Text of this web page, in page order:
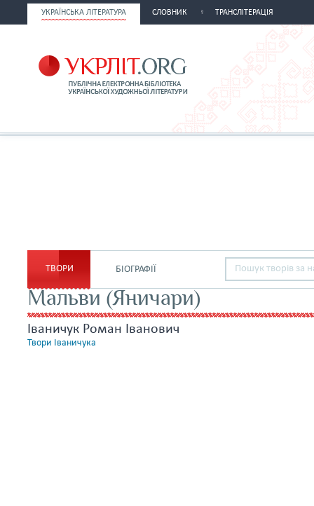
УКРАЇНСЬКА ЛІТЕРАТУРА СЛОВНИК ТРАНСЛІТЕРАЦІЯ
ТВОРИ БІОГРАФІЇ
Мальви (Яничари)
Іваничук Роман Іванович
Твори Іваничука